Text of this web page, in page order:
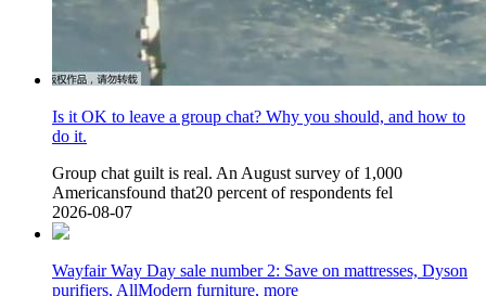
Is it OK to leave a group chat? Why you should, and how to
do it.
Group chat guilt is real. An August survey of 1,000
Americansfound that20 percent of respondents fel
2026-08-07
Wayfair Way Day sale number 2: Save on mattresses, Dyson
purifiers, AllModern furniture, more